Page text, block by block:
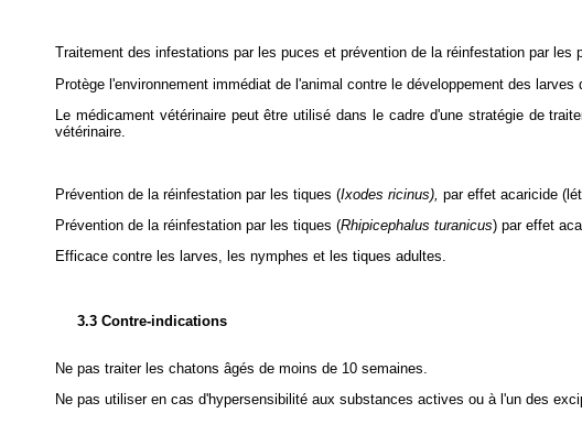
Traitement des infestations par les puces et prévention de la réinfestation par les
Protège l'environnement immédiat de l'animal contre le développement des larves
Le médicament vétérinaire peut être utilisé dans le cadre d'une stratégie de
vétérinaire.
Prévention de la réinfestation par les tiques (Ixodes ricinus), par effet acaricide
Prévention de la réinfestation par les tiques (Rhipicephalus turanicus) par effet
Efficace contre les larves, les nymphes et les tiques adultes.
3.3 Contre-indications
Ne pas traiter les chatons âgés de moins de 10 semaines.
Ne pas utiliser en cas d'hypersensibilité aux substances actives ou à l'un des